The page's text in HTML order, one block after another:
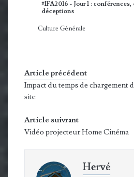
#IFA2016 - Jour 1 :
déceptions
Culture Générale
Article précédent
Impact du temps de chargement
site
Article suivrant
Vidéo projecteur Home Cinéma
Hervé